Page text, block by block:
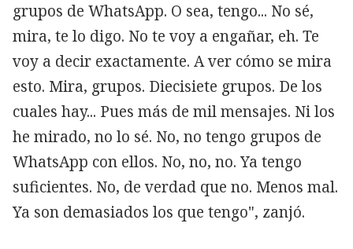
grupos de WhatsApp. O sea, tengo... No sé,
mira, te lo digo. No te voy a engañar, eh. Te
voy a decir exactamente. A ver cómo se mira
esto. Mira, grupos. Diecisiete grupos. De los
cuales hay... Pues más de mil mensajes. Ni los
he mirado, no lo sé. No, no tengo grupos de
WhatsApp con ellos. No, no, no. Ya tengo
suficientes. No, de verdad que no. Menos mal.
Ya son demasiados los que tengo", zanjó.